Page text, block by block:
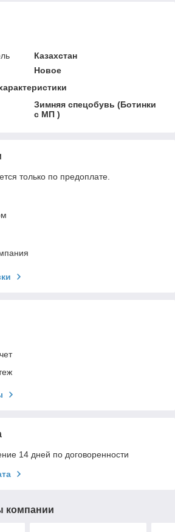
Казахстан
Новое
Зимняя спецобувь (Ботинки
с МП )
только по предоплате.
14 дней по договоренности
компании